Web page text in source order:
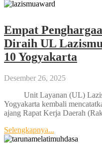
Empat
Diraih UL
10 Yogyakarta
Desember 26, 2025
Unit Layanan (UL)
Yogyakarta kembali
ajang Rapat Kerja Daerah
Selengkapnya...